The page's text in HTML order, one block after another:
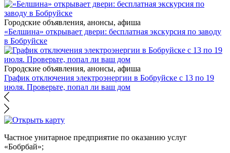
Городские объявления, анонсы, афиша
«Белшина» открывает двери: бесплатная экскурсия по заводу
в Бобруйске
Городские объявления, анонсы, афиша
График отключения электроэнергии в Бобруйске с 13 по 19
июля. Проверьте, попал ли ваш дом
Частное унитарное предприятие по оказанию услуг
«Бобрбай»;